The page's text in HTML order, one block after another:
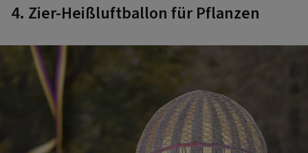
4. Zier-Heißluftballon für Pflanzen